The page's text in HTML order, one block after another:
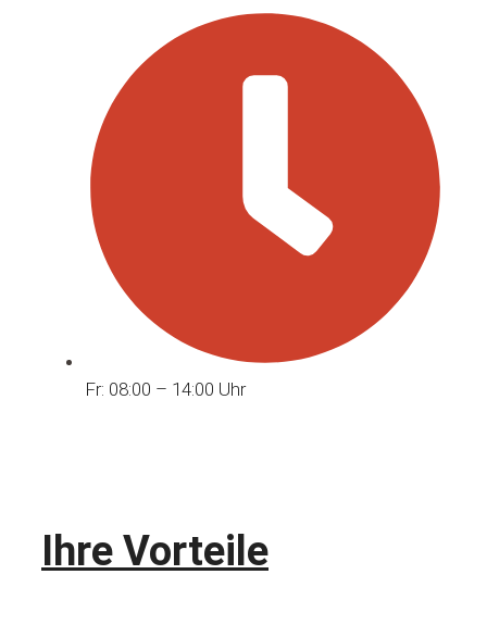
Fr: 08:00 – 14:00 Uhr
Ihre Vorteile